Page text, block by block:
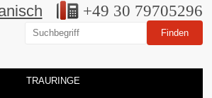
+49 30 79705296
TRAURINGE